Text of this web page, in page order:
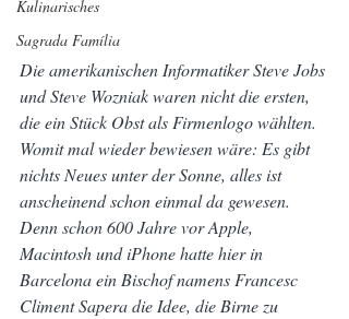
Kulinarisches
Sagrada Família
Die amerikanischen Informatiker Steve Jobs
und Steve Wozniak waren nicht die ersten,
die ein Stück Obst als Firmenlogo wählten.
Womit mal wieder bewiesen wäre: Es gibt
nichts Neues unter der Sonne, alles ist
anscheinend schon einmal da gewesen.
Denn schon 600 Jahre vor Apple,
Macintosh und iPhone hatte hier in
Barcelona ein Bischof namens Francesc
Climent Sapera die Idee, die Birne zu